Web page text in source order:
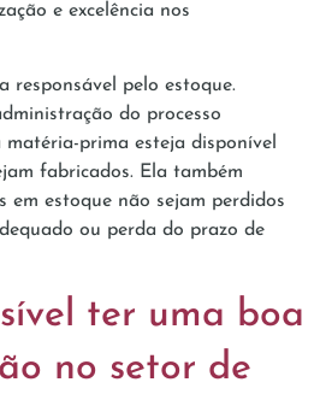
e excelência nos
responsável pelo estoque.
do processo
prima esteja disponível
fabricados. Ela também
em estoque não sejam perdidos
ou perda do prazo de
ter uma boa
no setor de